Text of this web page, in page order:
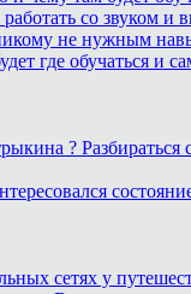
со звуком и
не нужным
где обучаться и
?
сетях у